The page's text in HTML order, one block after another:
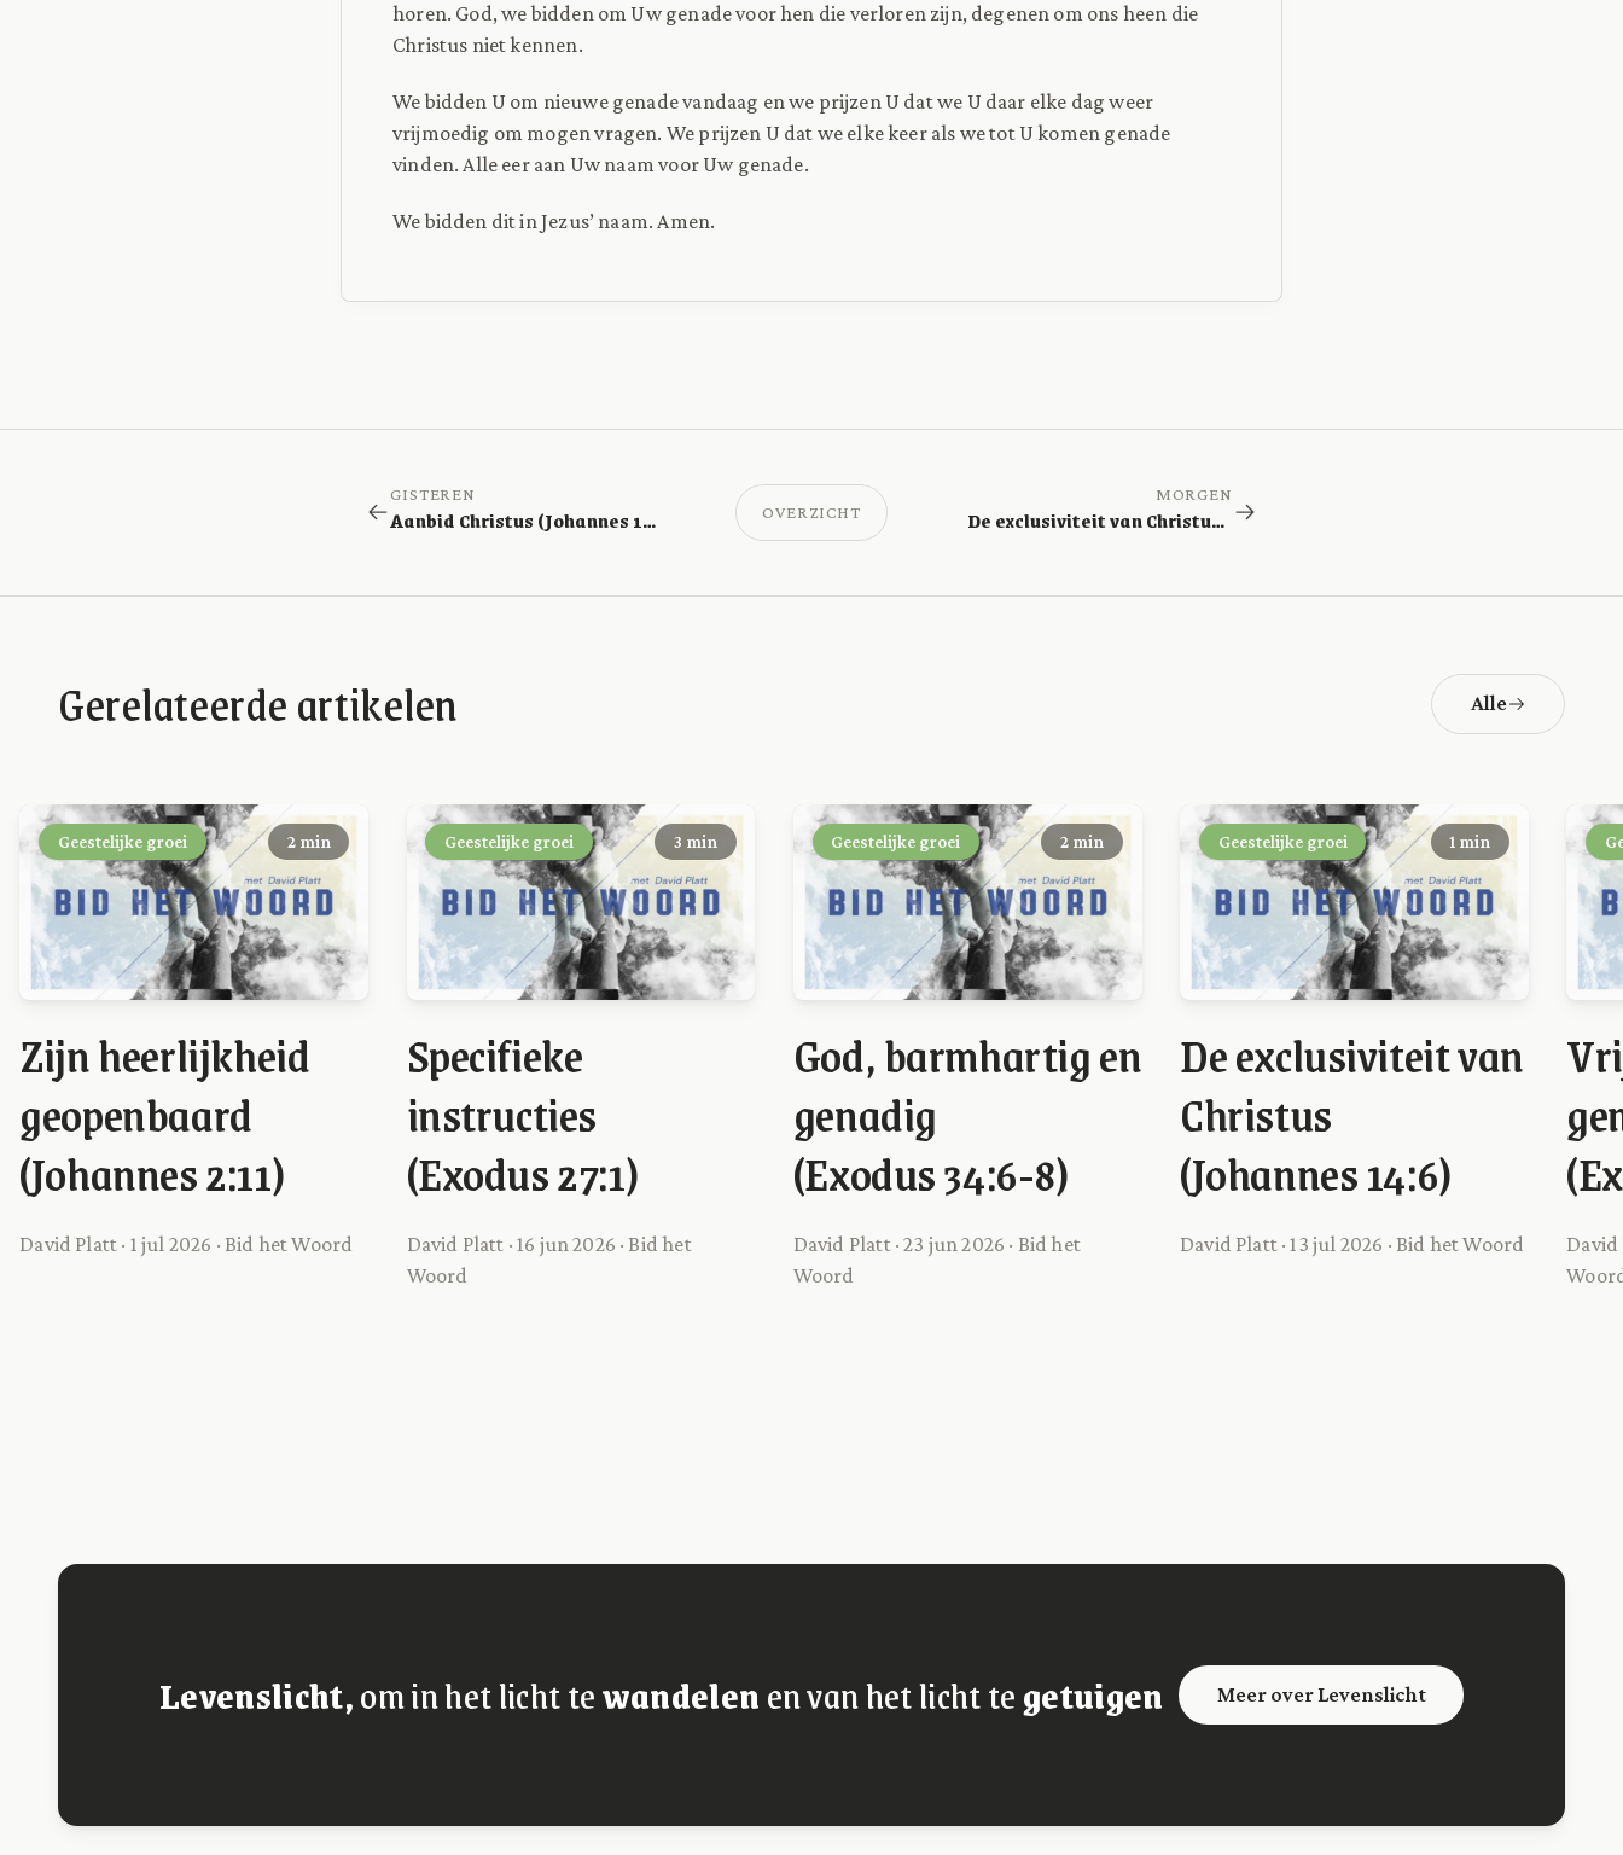
horen. God, we bidden om Uw genade voor hen die verloren zijn, degenen om ons heen die
Christus niet kennen.
We bidden U om nieuwe genade vandaag en we prijzen U dat we U daar elke dag weer
vrijmoedig om mogen vragen. We prijzen U dat we elke keer als we tot U komen genade
vinden. Alle eer aan Uw naam voor Uw genade.
We bidden dit in Jezus’ naam. Amen.
GISTEREN
Aanbid Christus (Johannes 12:3) OVERZICHT
MORGEN
De exclusiviteit van Christus (Johannes 14:6)
Gerelateerde artikelen Alle
Geestelijke groei 2 min
Zijn heerlijkheid
geopenbaard
(Johannes 2:11)
David Platt · 1 jul 2026 · Bid het Woord
Geestelijke groei 3 min
Specifieke
instructies
(Exodus 27:1)
David Platt · 16 jun 2026 · Bid het
Woord
Geestelijke groei 2 min
God, barmhartig en
genadig
(Exodus 34:6-8)
David Platt · 23 jun 2026 · Bid het
Woord
Geestelijke groei 1 min
De exclusiviteit van
Christus
(Johannes 14:6)
David Platt · 13 jul 2026 · Bid het Woord
David
Levenslicht,om in het licht tewandelenen van het licht tegetuigen Meer over Levenslicht